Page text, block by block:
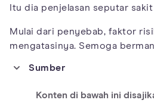
Itu dia penjelasan seputar
Mulai dari penyebab, faktor
mengatasinya. Semoga
Sumber
management/conditions/back-
Konten di bawah ini